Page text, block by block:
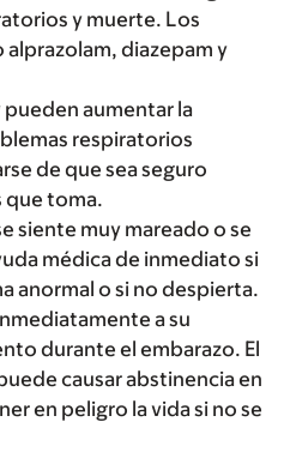
y muerte. Los
diazepam y
aumentar la
respiratorios
de que sea seguro
que toma.
siente muy mareado o se
médica de inmediato si
anormal o si no despierta.
a su
durante el embarazo. El
causar abstinencia en
en peligro la vida si no se